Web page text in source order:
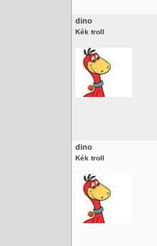
dino
Kék troll
dino
Kék troll